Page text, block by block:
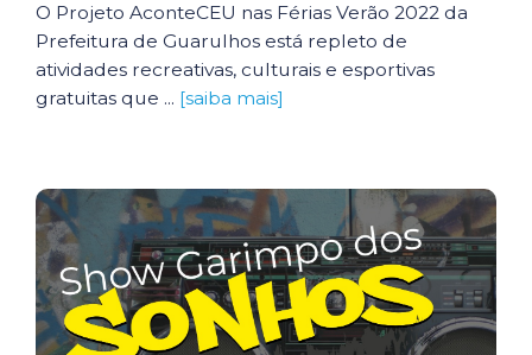
O Projeto AconteCEU nas Férias Verão 2022 da
Prefeitura de Guarulhos está repleto de
atividades recreativas, culturais e esportivas
gratuitas que ... [saiba mais]